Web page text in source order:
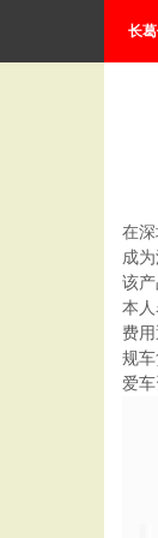
长
在
成
该
本
费
规
爱